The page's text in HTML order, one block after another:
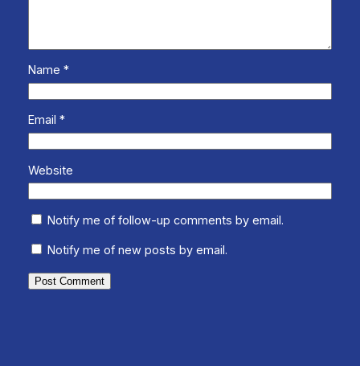
Name *
Email *
Website
Notify me of follow-up comments by email.
Notify me of new posts by email.